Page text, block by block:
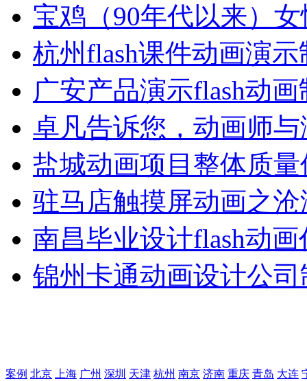
宝鸡（90年代以来）
杭州flash课件动画演
广安产品演示flash动
卓凡告诉您，动画师
盐城动画项目整体质
驻马店触摸屏动画之
南昌毕业设计flash动
锦州卡通动画设计公
案例 北京 上海 广州 深圳 天津 杭州 南京 济南 重庆 青岛 大连